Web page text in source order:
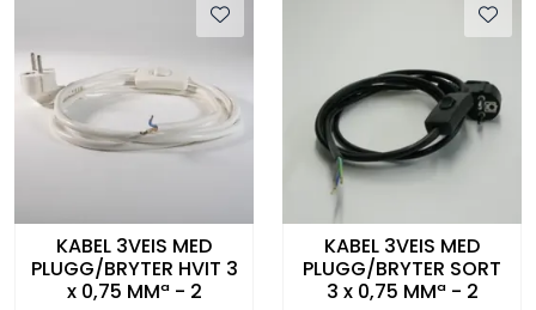
KABEL 3VEIS MED
PLUGG/BRYTER HVIT 3
x 0,75 MMª - 2
KABEL 3VEIS MED
PLUGG/BRYTER SORT
3 x 0,75 MMª - 2